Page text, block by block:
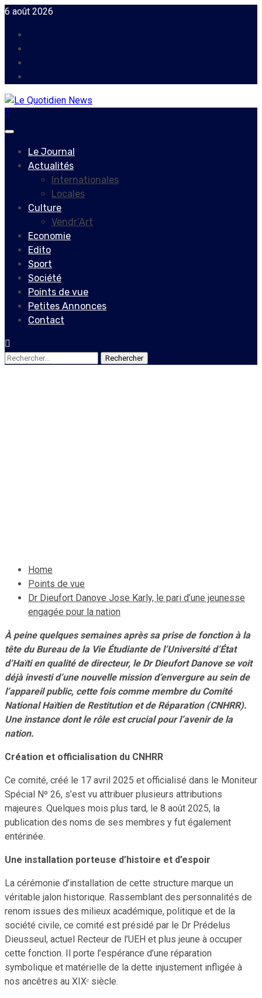
Skip
content
6 août 2026
Primary
Le Journal
Actualités
Internationales
Locales
Culture
Vendr’Art
Economie
Edito
Sport
Société
Points de vue
Petites Annonces
Contact
Rechercher :
Home
Points de vue
Dr Dieufort Danove Jose Karly, le pari d’une jeunesse
engagée pour la nation
À peine quelques semaines après sa prise de fonction à la
tête du Bureau de la Vie Étudiante de l’Université d’État
d’Haïti en qualité de directeur, le Dr Dieufort Danove se voit
déjà investi d’une nouvelle mission d’envergure au sein de
l’appareil public, cette fois comme membre du Comité
National Haïtien de Restitution et de Réparation (CNHRR).
Une instance dont le rôle est crucial pour l’avenir de la
nation.
Création et officialisation du CNHRR
Ce comité, créé le 17 avril 2025 et officialisé dans le Moniteur
Spécial Nº 26, s’est vu attribuer plusieurs attributions
majeures. Quelques mois plus tard, le 8 août 2025, la
publication des noms de ses membres y fut également
entérinée.
Une installation porteuse d’histoire et d’espoir
La cérémonie d’installation de cette structure marque un
véritable jalon historique. Rassemblant des personnalités de
renom issues des milieux académique, politique et de la
société civile, ce comité est présidé par le Dr Prédelus
Dieusseul, actuel Recteur de l’UEH et plus jeune à occuper
cette fonction. Il porte l’espérance d’une réparation
symbolique et matérielle de la dette injustement infligée à
nos ancêtres au XIXᵉ siècle.